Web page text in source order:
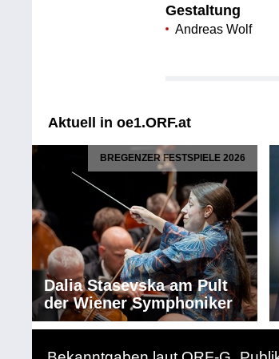
Gestaltung
Andreas Wolf
Aktuell in oe1.ORF.at
BREGENZER FESTSPIELE 2026
Dalia Stasevska am Pult
der Wiener Symphoniker